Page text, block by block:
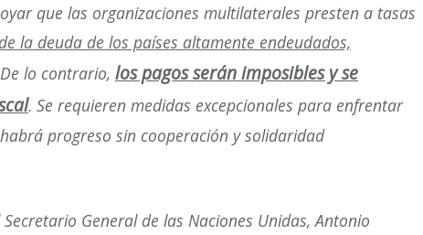
que las organizaciones multilaterales presten a tasas
la deuda de los países altamente endeudados,
lo contrario, los pagos serán imposibles y se
. Se requieren medidas excepcionales para enfrentar
progreso sin cooperación y solidaridad
General de las Naciones Unidas,Antonio